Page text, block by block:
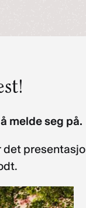
melde seg på.